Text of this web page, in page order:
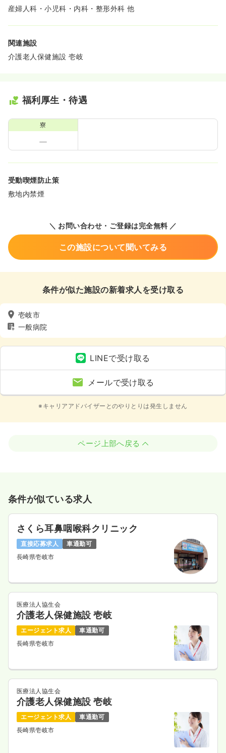
産婦人科・小児科・内科・整形外科 他
関連施設
介護老人保健施設 壱岐
福利厚生・待遇
寮
受動喫煙防止策
敷地内禁煙
＼ お問い合わせ・ご登録は完全無料 ／
この施設について聞いてみる
条件が似た施設の新着求人を受け取る
壱岐市
一般病院
LINEで受け取る
メールで受け取る
※キャリアアドバイザーとのやりとりは発生しません
ページ上部へ戻る
条件が似ている求人
さくら耳鼻咽喉科クリニック
直接応募求人
車通勤可
長崎県壱岐市
医療法人協生会
介護老人保健施設 壱岐
エージェント求人
車通勤可
長崎県壱岐市
医療法人協生会
介護老人保健施設 壱岐
エージェント求人
車通勤可
長崎県壱岐市